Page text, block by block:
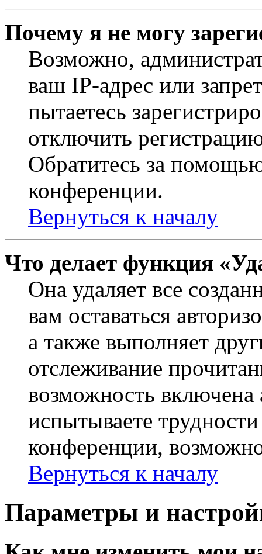
Почему я не могу
Возможно,
ваш IP-адрес или
пытаетесь
отключить
Обратитесь за
конференции.
Вернуться к началу
Что делает функция
Она удаляет все
вам оставаться
а также выполняет
отслеживание
возможность
испытываете
конференции,
Вернуться к началу
Параметры и